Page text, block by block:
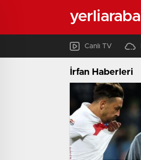
yerliaraba
Canlı TV
İrfan Haberleri